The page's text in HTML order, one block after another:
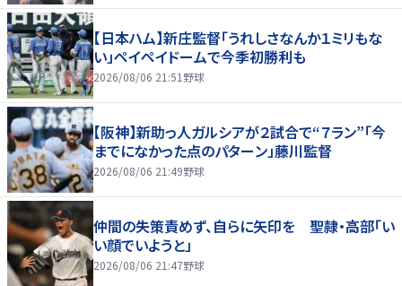
【日本ハム】新庄監督「うれしさなんか１ミリもな
い」ペイペイドームで今季初勝利も
2026/08/06 21:51 野球
【阪神】新助っ人ガルシアが２試合で“７ラン”「今
までになかった点のパターン」藤川監督
2026/08/06 21:49野球
仲間の失策責めず、自らに矢印を 聖隷・高部「い
い顔でいようと」
2026/08/06 21:47野球